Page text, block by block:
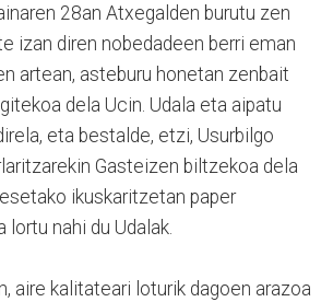
28an Atxegalden burutu zen
izan diren nobedadeen berri eman
artean, asteburu honetan zenbait
dela Ucin. Udala eta aipatu
eta bestalde, etzi, Usurbilgo
Gasteizen biltzekoa dela
ikuskaritzetan paper
lortu nahi du Udalak.
aire kalitateari loturik dagoen arazoa